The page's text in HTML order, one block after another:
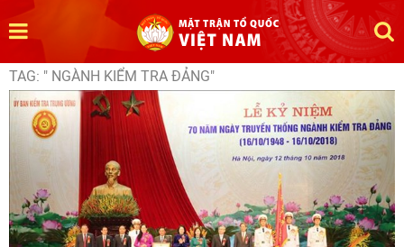
TAG: " NGÀNH KIỂM TRA ĐẢNG"